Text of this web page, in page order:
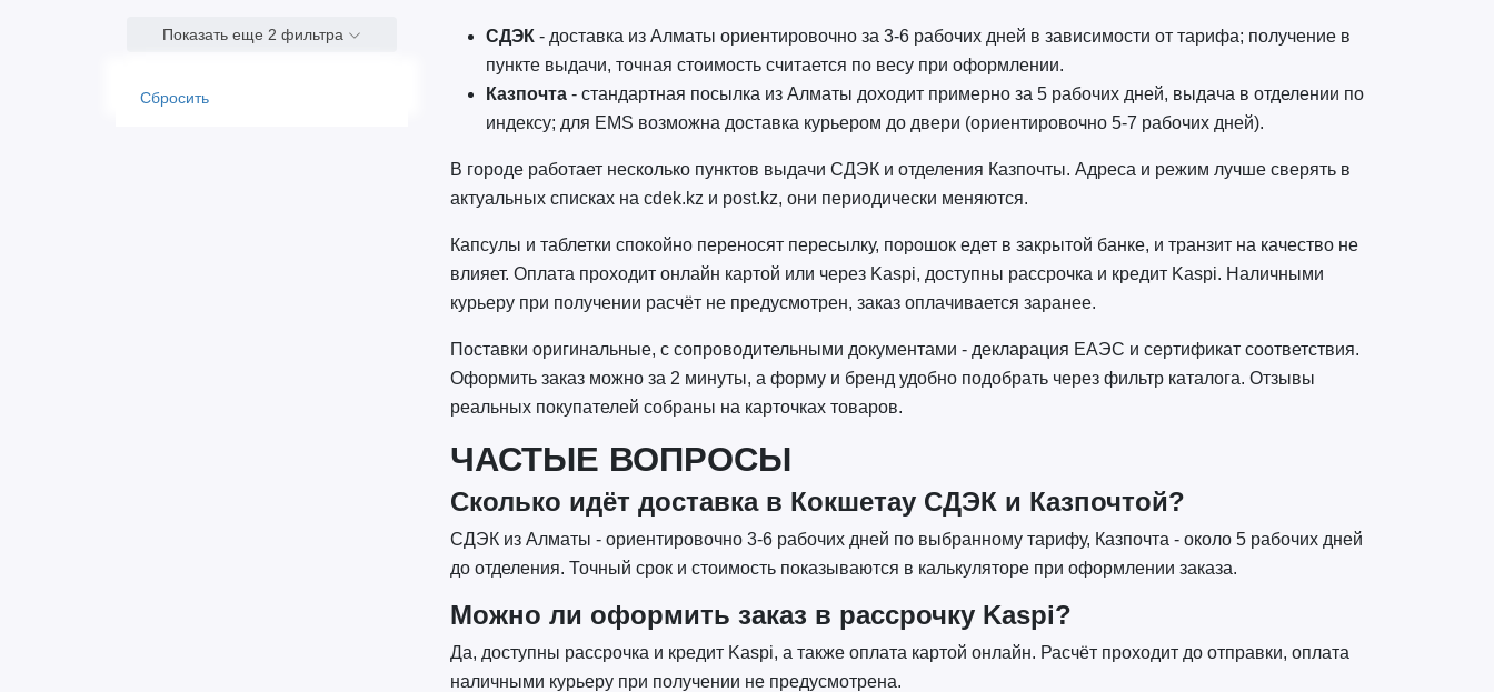
Показать еще 2 фильтра
Сбросить
СДЭК- доставка из Алматы ориентировочно за 3-6 рабочих дней в зависимости от тарифа; получение в
пункте выдачи, точная стоимость считается по весу при оформлении.
Казпочта- стандартная посылка из Алматы доходит примерно за 5 рабочих дней, выдача в отделении по
индексу; для EMS возможна доставка курьером до двери (ориентировочно 5-7 рабочих дней).
В городе работает несколько пунктов выдачи СДЭК и отделения Казпочты. Адреса и режим лучше сверять в
актуальных списках на cdek.kz и post.kz, они периодически меняются.
Капсулы и таблетки спокойно переносят пересылку, порошок едет в закрытой банке, и транзит на качество не
влияет. Оплата проходит онлайн картой или через Kaspi, доступны рассрочка и кредит Kaspi. Наличными
курьеру при получении расчёт не предусмотрен, заказ оплачивается заранее.
Поставки оригинальные, с сопроводительными документами - декларация ЕАЭС и сертификат соответствия.
Оформить заказ можно за 2 минуты, а форму и бренд удобно подобрать через фильтр каталога. Отзывы
реальных покупателей собраны на карточках товаров.
ЧАСТЫЕ ВОПРОСЫ
Сколько идёт доставка в Кокшетау СДЭК и Казпочтой?
СДЭК из Алматы - ориентировочно 3-6 рабочих дней по выбранному тарифу, Казпочта - около 5 рабочих дней
до отделения. Точный срок и стоимость показываются в калькуляторе при оформлении заказа.
Можно ли оформить заказ в рассрочку Kaspi?
Да, доступны рассрочка и кредит Kaspi, а также оплата картой онлайн. Расчёт проходит до отправки, оплата
наличными курьеру при получении не предусмотрена.